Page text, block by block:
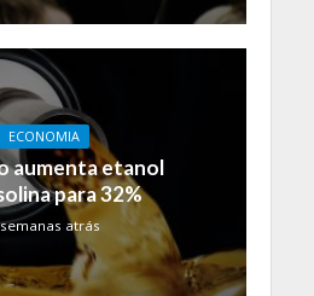
ECONOMIA
aumenta etanol
para 32%
atrás